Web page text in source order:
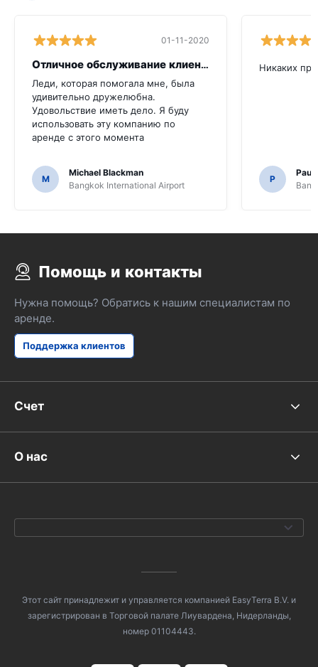
01-11-2020
Отличное обслуживание клиентов
Леди, которая помогала мне, была
удивительно дружелюбна.
Удовольствие иметь дело. Я буду
использовать эту компанию по
аренде с этого момента
M
Michael Blackman
Bangkok International Airport
Никаких
P
Paul
Помощь и контакты
Нужна помощь? Обратись к нашим специалистам по
аренде.
Поддержка клиентов
Счет
О нас
Этот сайт принадлежит и управляется компанией EasyTerra B.V. и
зарегистрирован в Торговой палате Лиувардена, Нидерланды,
номер 01104443.